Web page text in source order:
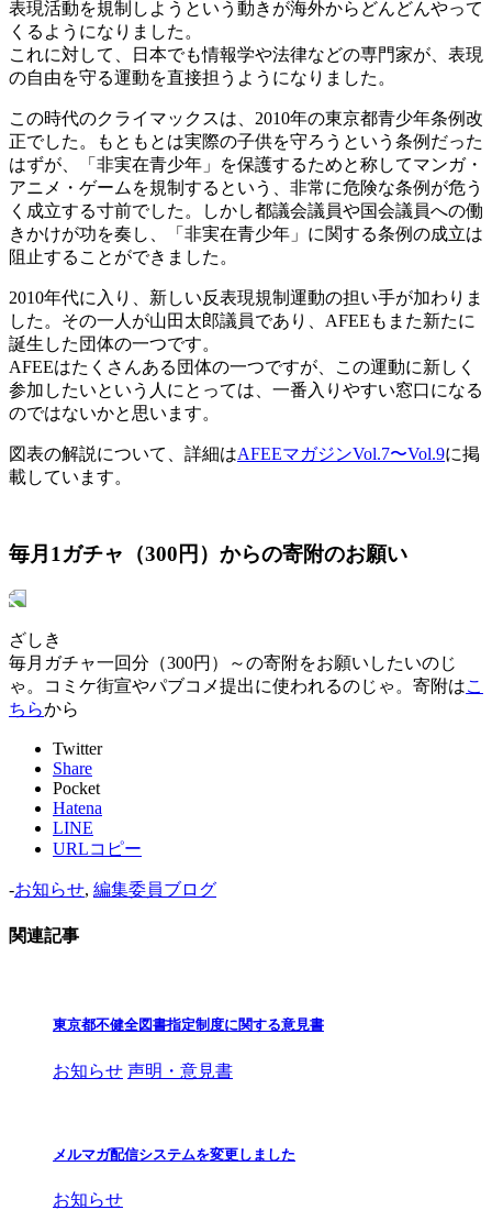
表現活動を規制しようという動きが海外からどんどんやって
くるようになりました。
これに対して、日本でも情報学や法律などの専門家が、表現
の自由を守る運動を直接担うようになりました。
この時代のクライマックスは、2010年の東京都青少年条例改
正でした。もともとは実際の子供を守ろうという条例だった
はずが、「非実在青少年」を保護するためと称してマンガ・
アニメ・ゲームを規制するという、非常に危険な条例が危う
く成立する寸前でした。しかし都議会議員や国会議員への働
きかけが功を奏し、「非実在青少年」に関する条例の成立は
阻止することができました。
2010年代に入り、新しい反表現規制運動の担い手が加わりま
した。その一人が山田太郎議員であり、AFEEもまた新たに
誕生した団体の一つです。
AFEEはたくさんある団体の一つですが、この運動に新しく
参加したいという人にとっては、一番入りやすい窓口になる
のではないかと思います。
図表の解説について、詳細はAFEEマガジンVol.7〜Vol.9に掲
載しています。
毎月1ガチャ（300円）からの寄附のお願い
ざしき
毎月ガチャ一回分（300円）～の寄附をお願いしたいのじ
ゃ。コミケ街宣やパブコメ提出に使われるのじゃ。寄附はこ
ちらから
Twitter
Share
Pocket
Hatena
LINE
URLコピー
-お知らせ, 編集委員ブログ
関連記事
東京都不健全図書指定制度に関する意見書
お知らせ 声明・意見書
メルマガ配信システムを変更しました
お知らせ